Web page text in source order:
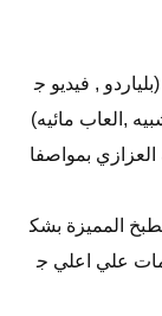
, فيديو ج
,العاب مائيه)
بمواصفا
المميزة بشك
علي اعلي ج